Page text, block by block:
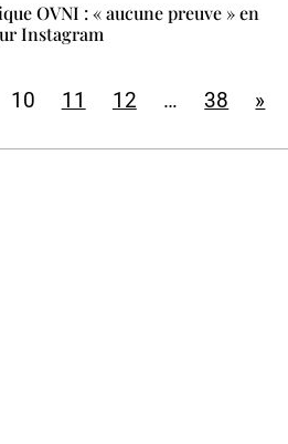
OVNI : « aucune preuve » en
Instagram
10 11 12 … 38 »